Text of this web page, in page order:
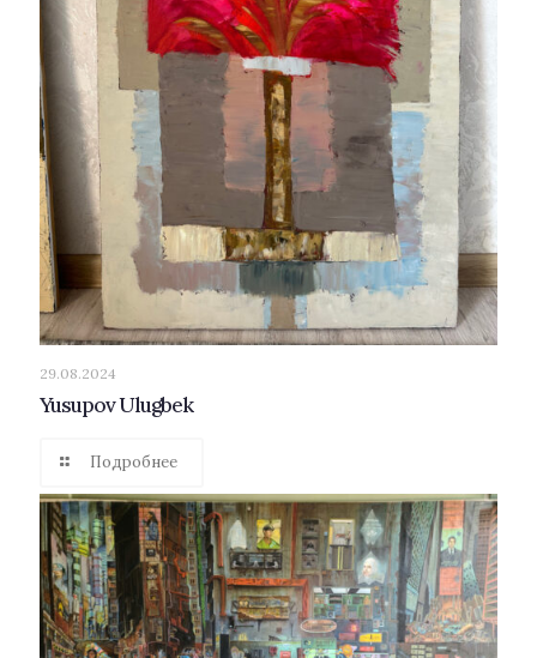
29.08.2024
Yusupov Ulugbek
Подробнее